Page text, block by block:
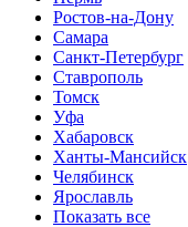
Ростов-на-Дону
Самара
Санкт-Петербург
Ставрополь
Томск
Уфа
Хабаровск
Ханты-Мансийск
Челябинск
Ярославль
Показать все